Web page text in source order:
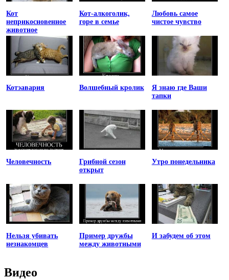
Кот
неприкосновенное
животное
Кот-алкоголик,
горе в семье
Любовь самое
чистое чувство
Котэавария Волшебный кролик
Я знаю где Ваши
тапки
Человечность
Грибной сезон
открыт
Утро понедельника
Нельзя убивать
незнакомцев
Пример дружбы
между животными
И забудем об этом
Видео